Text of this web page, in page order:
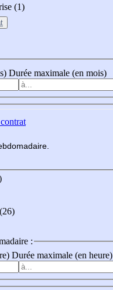
(1)
Durée maximale (en mois)
madaire
:
Durée maximale (en heure)